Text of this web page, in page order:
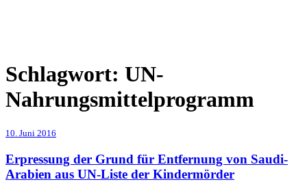
Schlagwort: UN-
Nahrungsmittelprogramm
10. Juni 2016
Erpressung der Grund für Entfernung von Saudi-
Arabien aus UN-Liste der Kindermörder